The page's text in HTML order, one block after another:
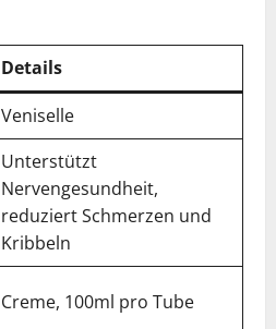
Details
Veniselle
Unterstützt
Nervengesundheit,
reduziert Schmerzen und
Kribbeln
Creme, 100ml pro Tube